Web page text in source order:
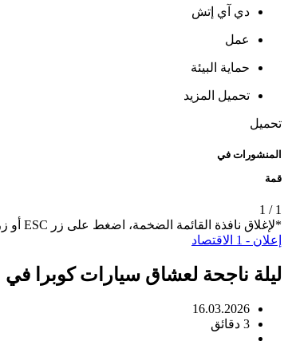
دي آي إتش
عمل
حماية البيئة
تحميل المزيد
تحميل
المنشورات في
قمة
1
/
1
*لإغلاق نافذة القائمة الضخمة، اضغط على زر ESC أو زر الإغلاق
إعلان - 1
الاقتصاد
ليلة ناجحة لعشاق سيارات كوبرا
16.03.2026
3 دقائق